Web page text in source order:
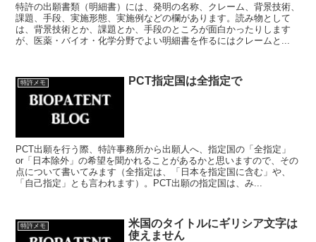
特許の出願書類（明細書）には、発明の名称、クレーム、背景技術、
課題、手段、実施形態、実施例などの欄があります。読み物として
は、背景技術とか、課題とか、手段のところが面白かったりします
が、医薬・バイオ・化学分野でよい明細書を作るにはクレームと...
特許メモ PCT指定国は全指定で
PCT出願を行う際、特許事務所から出願人へ、指定国の「全指定」
or「日本除外」の希望を聞かれることがあるかと思いますので、その
点について書いてみます（全指定は、「日本を指定国に含む」や、
「自己指定」とも言われます）。PCT出願の指定国は、み...
特許メモ
米国のタイトルにギリシア文字は
使えません